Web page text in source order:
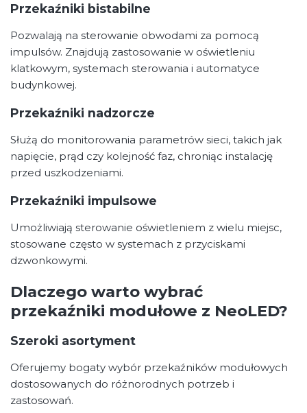
Przekaźniki bistabilne
Pozwalają na sterowanie obwodami za pomocą
impulsów. Znajdują zastosowanie w oświetleniu
klatkowym, systemach sterowania i automatyce
budynkowej.
Przekaźniki nadzorcze
Służą do monitorowania parametrów sieci, takich jak
napięcie, prąd czy kolejność faz, chroniąc instalację
przed uszkodzeniami.
Przekaźniki impulsowe
Umożliwiają sterowanie oświetleniem z wielu miejsc,
stosowane często w systemach z przyciskami
dzwonkowymi.
Dlaczego warto wybrać
przekaźniki modułowe z NeoLED?
Szeroki asortyment
Oferujemy bogaty wybór przekaźników modułowych
dostosowanych do różnorodnych potrzeb i
zastosowań.